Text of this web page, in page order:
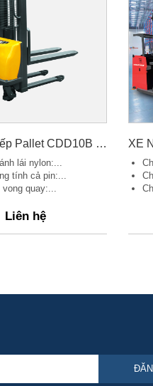
Xe Nâng Xếp Pallet CDD10B III 1,6m EL
lái nylon:...
tính cả pin:...
quay:...
Liên hệ